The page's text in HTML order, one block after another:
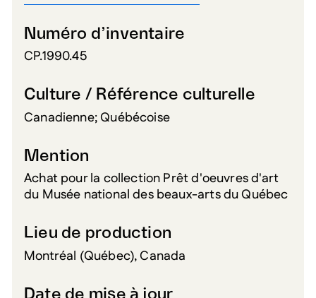
Numéro d’inventaire
CP.1990.45
Culture / Référence culturelle
Canadienne; Québécoise
Mention
Achat pour la collection Prêt d'oeuvres d'art
du Musée national des beaux-arts du Québec
Lieu de production
Montréal (Québec), Canada